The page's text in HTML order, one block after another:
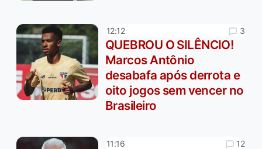
12:12 3
QUEBROU O SILÊNCIO!
Marcos Antônio
desabafa após derrota e
oito jogos sem vencer no
Brasileiro
11:16 12